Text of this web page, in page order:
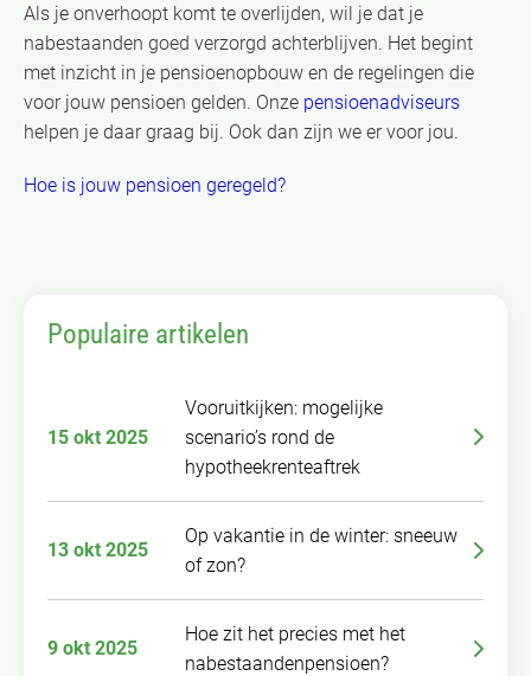
Als je onverhoopt komt te overlijden, wil je dat je
nabestaanden goed verzorgd achterblijven. Het begint
met inzicht in je pensioenopbouw en de regelingen die
voor jouw pensioen gelden. Onze pensioenadviseurs
helpen je daar graag bij. Ook dan zijn we er voor jou.
Hoe is jouw pensioen geregeld?
Populaire artikelen
15 okt 2025
Vooruitkijken: mogelijke
scenario’s rond de
hypotheekrenteaftrek
13 okt 2025
Op vakantie in de winter: sneeuw
of zon?
9 okt 2025
Hoe zit het precies met het
nabestaandenpensioen?